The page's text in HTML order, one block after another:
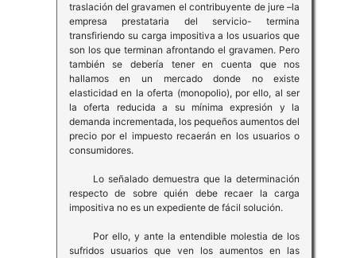
traslación del gravamen el contribuyente de jure –la
empresa prestataria del servicio- termina
transfiriendo su carga impositiva a los usuarios que
son los que terminan afrontando el gravamen. Pero
también se debería tener en cuenta que nos
hallamos en un mercado donde no existe
elasticidad en la oferta (monopolio), por ello, al ser
la oferta reducida a su mínima expresión y la
demanda incrementada, los pequeños aumentos del
precio por el impuesto recaerán en los usuarios o
consumidores.
Lo señalado demuestra que la determinación
respecto de sobre quién debe recaer la carga
impositiva no es un expediente de fácil solución.
Por ello, y ante la entendible molestia de los
sufridos usuarios que ven los aumentos en las